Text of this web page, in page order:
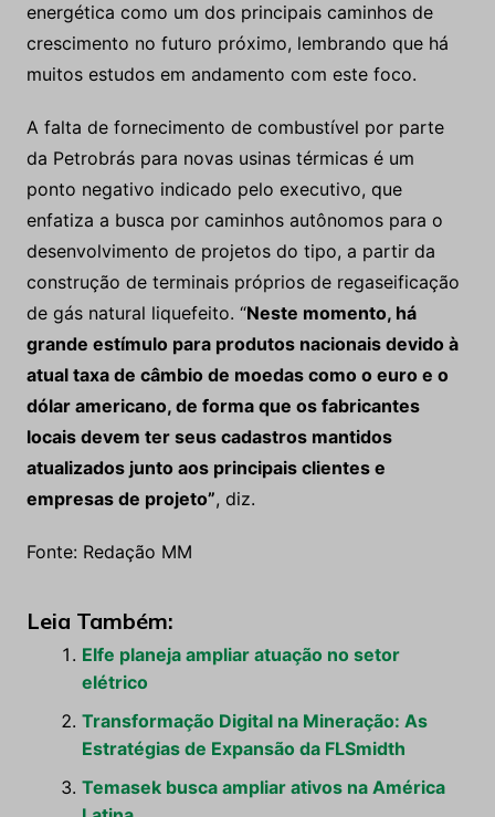
energética como um dos principais caminhos de
crescimento no futuro próximo, lembrando que há
muitos estudos em andamento com este foco.
A falta de fornecimento de combustível por parte
da Petrobrás para novas usinas térmicas é um
ponto negativo indicado pelo executivo, que
enfatiza a busca por caminhos autônomos para o
desenvolvimento de projetos do tipo, a partir da
construção de terminais próprios de regaseificação
de gás natural liquefeito. “Neste momento, há
grande estímulo para produtos nacionais devido à
atual taxa de câmbio de moedas como o euro e o
dólar americano, de forma que os fabricantes
locais devem ter seus cadastros mantidos
atualizados junto aos principais clientes e
empresas de projeto”, diz.
Fonte: Redação MM
Leia Também:
Elfe planeja ampliar atuação no setor
elétrico
Transformação Digital na Mineração: As
Estratégias de Expansão da FLSmidth
Temasek busca ampliar ativos na América